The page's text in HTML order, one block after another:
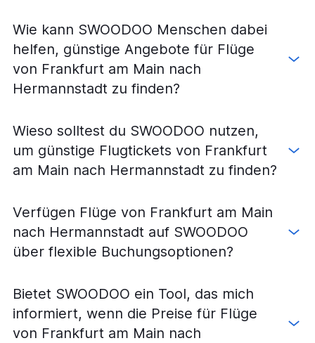
Wie kann SWOODOO Menschen dabei
helfen, günstige Angebote für Flüge
von Frankfurt am Main nach
Hermannstadt zu finden?
Wieso solltest du SWOODOO nutzen,
um günstige Flugtickets von Frankfurt
am Main nach Hermannstadt zu finden?
Verfügen Flüge von Frankfurt am Main
nach Hermannstadt auf SWOODOO
über flexible Buchungsoptionen?
Bietet SWOODOO ein Tool, das mich
informiert, wenn die Preise für Flüge
von Frankfurt am Main nach